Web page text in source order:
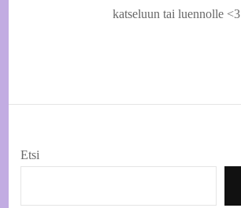
katseluun tai luennolle <3
Etsi